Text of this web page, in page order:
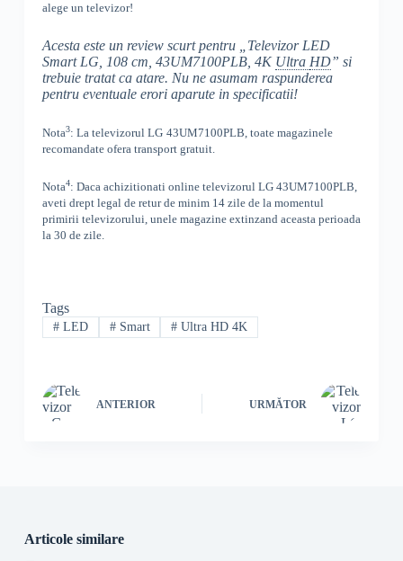
alege un televizor!
Acesta este un review scurt pentru „ Televizor LED
Smart LG, 108 cm, 43UM7100PLB, 4K Ultra HD” si
trebuie tratat ca atare. Nu ne asumam raspunderea
pentru eventuale erori aparute in specificatii!
Nota3: La televizorul LG 43UM7100PLB, toatemagazinele
recomandate ofera transport gratuit.
Nota4: Daca achizitionati online televizorul LG 43UM7100PLB,
aveti drept legal de retur de minim 14 zile de la momentul
primirii televizorului, unele magazine extinzand aceasta perioada
la 30 de zile.
Tags
#LED #Smart # Ultra HD 4K
ANTERIOR URMĂTOR
Articole similare